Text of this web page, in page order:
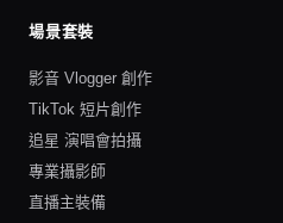
場景套裝
影音 Vlogger 創作
TikTok 短片創作
追星 演唱會拍攝
專業攝影師
直播主裝備